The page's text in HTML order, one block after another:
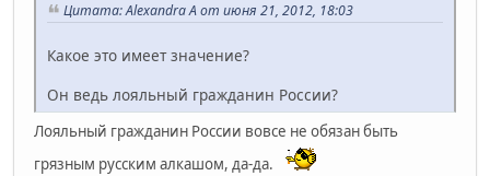
Цитата: Alexandra A от июня 21, 2012, 18:03
Какое это имеет значение?
Он ведь лояльный гражданин России?
Лояльный гражданин России вовсе не обязан быть
грязным русским алкашом, да-да.